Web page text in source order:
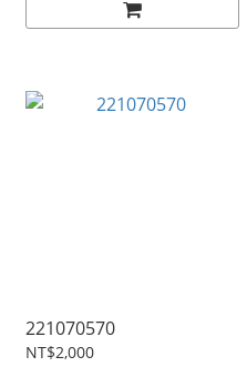
221070570
NT$2,000